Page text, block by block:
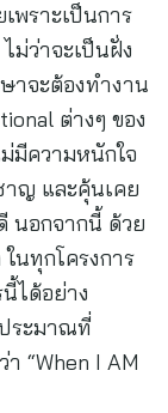
พราะเป็นการ
ม่ว่าจะเป็นฝั่ง
าจะต้องทำงาน
ต่างๆ ของ
มีความหนักใจ
าญ และคุ้นเคย
นอกจากนี้ ด้วย
นทุกโครงการ
ได้อย่าง
ระมาณที่
“When I AM